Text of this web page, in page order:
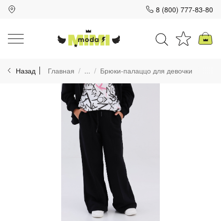
8 (800) 777-83-80
Назад Главная ... Брюки-палаццо для девочки
Для клиентов всех банков
Разбейте
на части
без переплат
График платежей